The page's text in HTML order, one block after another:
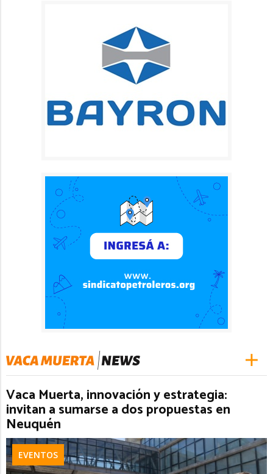
Vaca Muerta, innovación y estrategia:
invitan a sumarse a dos propuestas en
Neuquén
EVENTOS